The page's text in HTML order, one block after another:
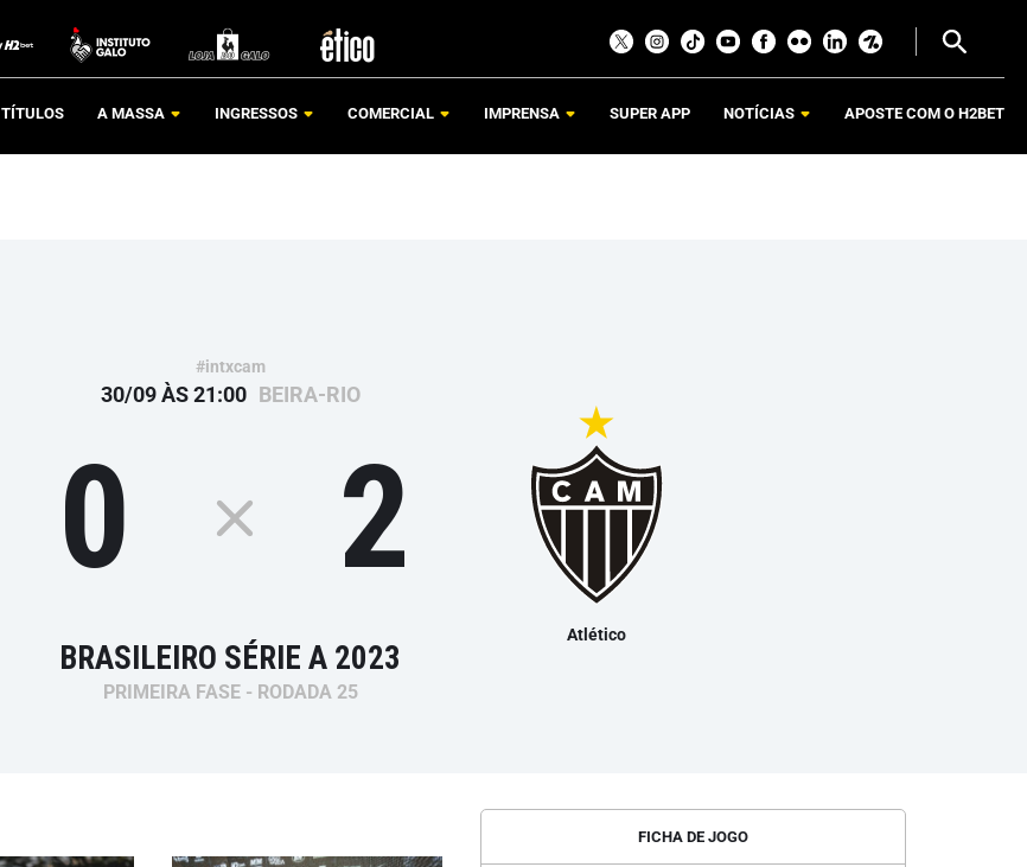
TÍTULOS A MASSA INGRESSOS COMERCIAL IMPRENSA SUPER APP NOTÍCIAS APOSTE COM O H2BET
#intxcam
30/09 ÀS 21:00 BEIRA-RIO
0 2
Atlético
BRASILEIRO SÉRIE A 2023
PRIMEIRA FASE - RODADA 25
FICHA DE JOGO